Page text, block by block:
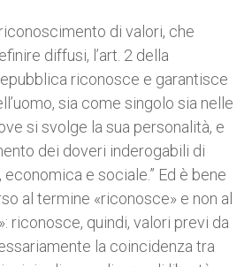
di valori, che
diffusi, l’art. 2 della
riconosce e garantisce
sia come singolo sia nelle
si svolge la sua personalità, e
dei doveri inderogabili di
e sociale.” Ed è bene
al termine «riconosce» e non al
riconosce, quindi, valori previ da
la coincidenza tra